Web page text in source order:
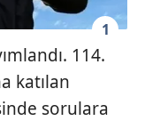
1
114.
katılan
sorulara